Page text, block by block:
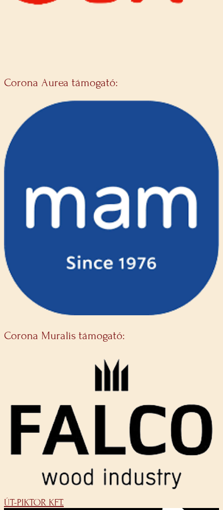
Corona Aurea támogató:
Corona Muralis támogató:
ÚT-PIKTOR KFT.